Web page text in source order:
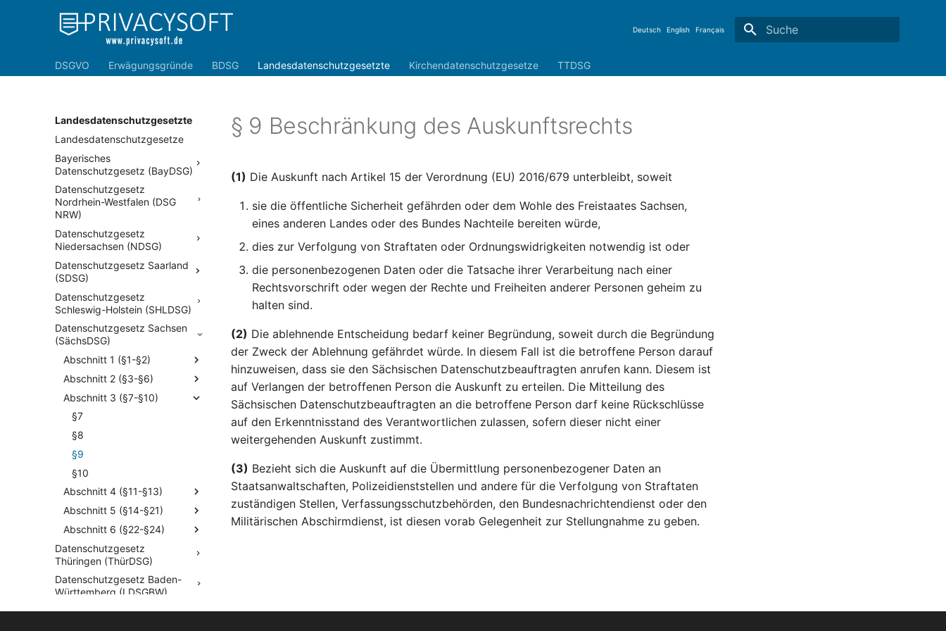
Deutsch English Français
DSGVO Erwägungsgründe BDSG Landesdatenschutzgesetzte Kirchendatenschutzgesetze TTDSG
Landesdatenschutzgesetzte
Landesdatenschutzgesetze
Bayerisches
Datenschutzgesetz (BayDSG)
Datenschutzgesetz
Nordrhein-Westfalen (DSG
NRW)
Datenschutzgesetz
Niedersachsen (NDSG)
Datenschutzgesetz Saarland
(SDSG)
Datenschutzgesetz
Schleswig-Holstein (SHLDSG)
Datenschutzgesetz Sachsen
(SächsDSG)
Abschnitt 1 (§1-§2)
Abschnitt 2 (§3-§6)
Abschnitt 3 (§7-§10)
§7
§8
§9
§10
Abschnitt 4 (§11-§13)
Abschnitt 5 (§14-§21)
Abschnitt 6 (§22-§24)
Datenschutzgesetz
Thüringen (ThürDSG)
Datenschutzgesetz Baden-
Württemberg (LDSGBW)
Datenschutzgesetz Berlin
§ 9 Beschränkung des Auskunftsrechts
(1) Die Auskunft nach Artikel 15 der Verordnung (EU) 2016/679 unterbleibt, soweit
sie die öffentliche Sicherheit gefährden oder dem Wohle des Freistaates Sachsen,
eines anderen Landes oder des Bundes Nachteile bereiten würde,
dies zur Verfolgung von Straftaten oder Ordnungswidrigkeiten notwendig ist oder
die personenbezogenen Daten oder die Tatsache ihrer Verarbeitung nach einer
Rechtsvorschrift oder wegen der Rechte und Freiheiten anderer Personen geheim zu
halten sind.
(2) Die ablehnende Entscheidung bedarf keiner Begründung, soweit durch die Begründung
der Zweck der Ablehnung gefährdet würde. In diesem Fall ist die betroffene Person darauf
hinzuweisen, dass sie den Sächsischen Datenschutzbeauftragten anrufen kann. Diesem ist
auf Verlangen der betroffenen Person die Auskunft zu erteilen. Die Mitteilung des
Sächsischen Datenschutzbeauftragten an die betroffene Person darf keine Rückschlüsse
auf den Erkenntnisstand des Verantwortlichen zulassen, sofern dieser nicht einer
weitergehenden Auskunft zustimmt.
(3) Bezieht sich die Auskunft auf die Übermittlung personenbezogener Daten an
Staatsanwaltschaften, Polizeidienststellen und andere für die Verfolgung von Straftaten
zuständigen Stellen, Verfassungsschutzbehörden, den Bundesnachrichtendienst oder den
Militärischen Abschirmdienst, ist diesen vorab Gelegenheit zur Stellungnahme zu geben.